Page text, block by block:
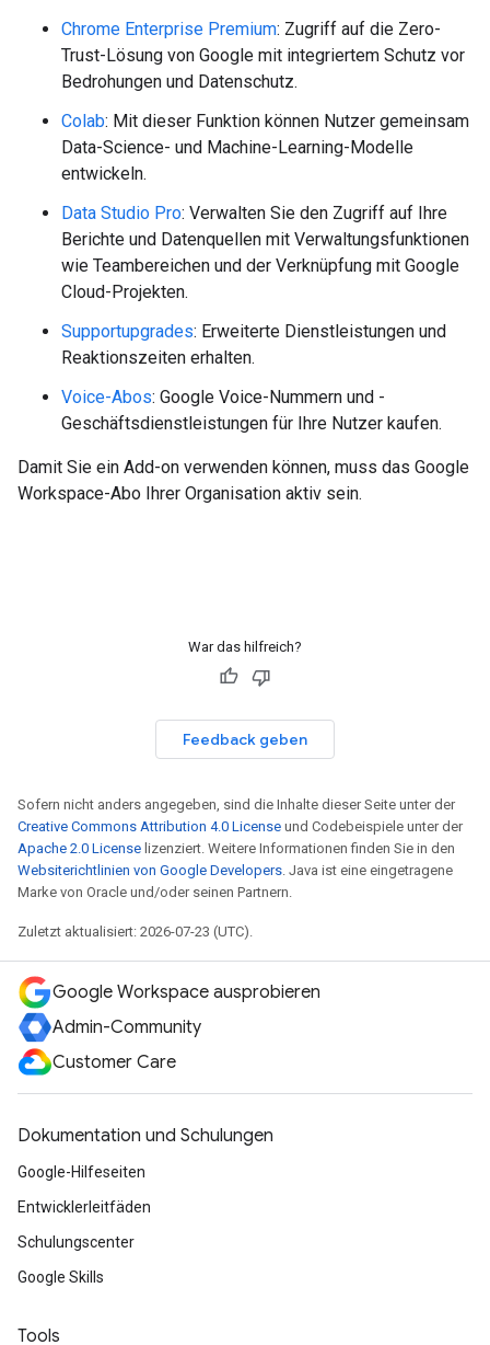
Chrome Enterprise Premium: Zugriff auf die Zero-
Trust-Lösung von Google mit integriertem Schutz vor
Bedrohungen und Datenschutz.
Colab: Mit dieser Funktion können Nutzer gemeinsam
Data-Science- und Machine-Learning-Modelle
entwickeln.
Data Studio Pro: Verwalten Sie den Zugriff auf Ihre
Berichte und Datenquellen mit Verwaltungsfunktionen
wie Teambereichen und der Verknüpfung mit Google
Cloud-Projekten.
Supportupgrades: Erweiterte Dienstleistungen und
Reaktionszeiten erhalten.
Voice-Abos: Google Voice-Nummern und -
Geschäftsdienstleistungen für Ihre Nutzer kaufen.
Damit Sie ein Add-on verwenden können, muss das Google
Workspace-Abo Ihrer Organisation aktiv sein.
War das hilfreich?
Feedback geben
Sofern nicht anders angegeben, sind die Inhalte dieser Seite unter der
Creative Commons Attribution 4.0 License und Codebeispiele unter der
Apache 2.0 License lizenziert. Weitere Informationen finden Sie in den
Websiterichtlinien von Google Developers. Java ist eine eingetragene
Marke von Oracle und/oder seinen Partnern.
Zuletzt aktualisiert: 2026-07-23 (UTC).
Google Workspace ausprobieren
Admin-Community
Customer Care
Dokumentation und Schulungen
Google-Hilfeseiten
Entwicklerleitfäden
Schulungscenter
Google Skills
Tools